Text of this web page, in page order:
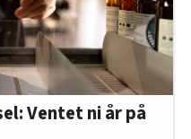
Ventet ni år på